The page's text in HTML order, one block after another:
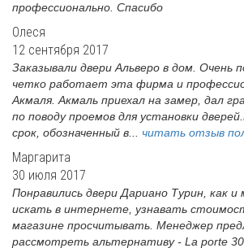
профессионально. Спасибо
Олеся
12 сентября 2017
Заказывали двери Альверо в дом. Очень
четко работает эта фирма и
Акмаля. Акмаль приехал на замер, дал
по поводу проемов для установки
срок, обозначенный в... читать отзыв
Маргарита
30 июля 2017
Понравились двери Дариано Турин, как и
искать в интернете, узнавать
магазине просчитывать. Менеджер
рассмотреть альтернативу - La porte